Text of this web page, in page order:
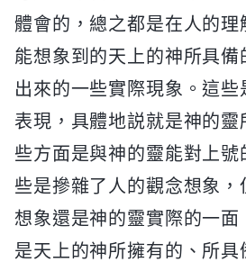
體會的，總之都是在人的
能想象到的天上的神所具
出來的一些實際現象。這
表現，具體地説就是神的
些方面是與神的靈能對上
些是摻雜了人的觀念想象
想象還是神的靈實際的一面
是天上的神所擁有的、所